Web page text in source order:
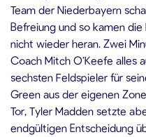
Team der Niederbayern
Befreiung und so kamen die
nicht wieder heran. Zwei
Coach Mitch O’Keefe alles
sechsten Feldspieler für
Green aus der eigenen
Tor, Tyler Madden setzte
endgültigen Entscheidung